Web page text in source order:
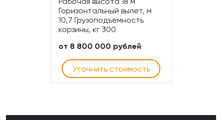
Горизонтальный вылет, м
10,7 Грузоподъемность
корзины, кг 300
от 8 800 000 рублей
Уточнить стоимость